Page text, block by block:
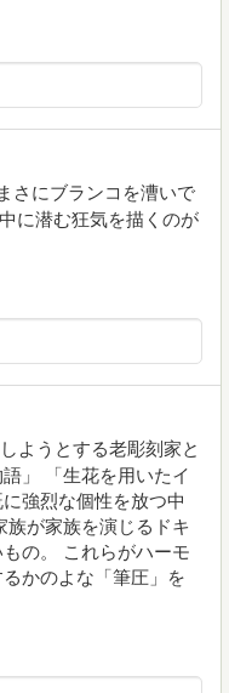
さにブランコを漕いで
に潜む狂気を描くのが
ようとする老彫刻家と
」 「生花を用いたイ
強烈な個性を放つ中
族が家族を演じるドキ
の。 これらがハーモ
かのよな「筆圧」を